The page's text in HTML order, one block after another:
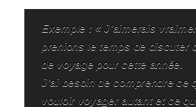
Exemple : « J’aimerais
prenions le temps de discuter
de voyage pour cette année.
J’ai besoin de comprendre ce
vouloir voyager autant et ce